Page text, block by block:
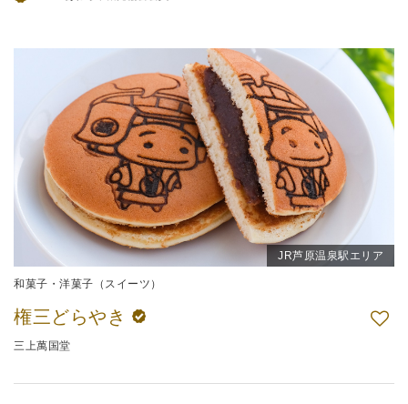
JR芦原温泉駅エリア
和菓子・洋菓子（スイーツ）
権三どらやき
三上萬国堂